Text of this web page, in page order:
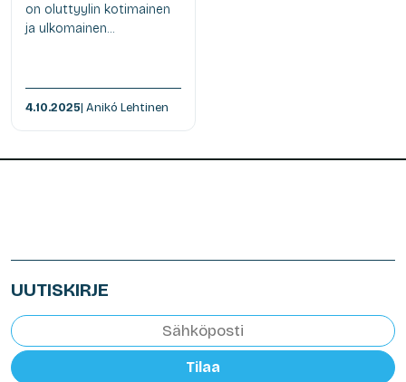
on oluttyylin kotimainen
ja ulkomainen...
4.10.2025| Anikó Lehtinen
UUTISKIRJE
Tilaa